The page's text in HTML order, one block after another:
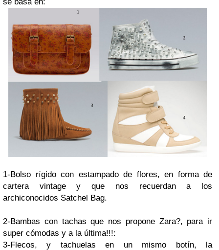
1-Bolso rígido con estampado de flores, en forma de
cartera vintage y que nos recuerdan a los
archiconocidos Satchel Bag.
2-Bambas con tachas que nos propone Zara?, para ir
super cómodas y a la última!!!:
3-Flecos, y tachuelas en un mismo botín, la